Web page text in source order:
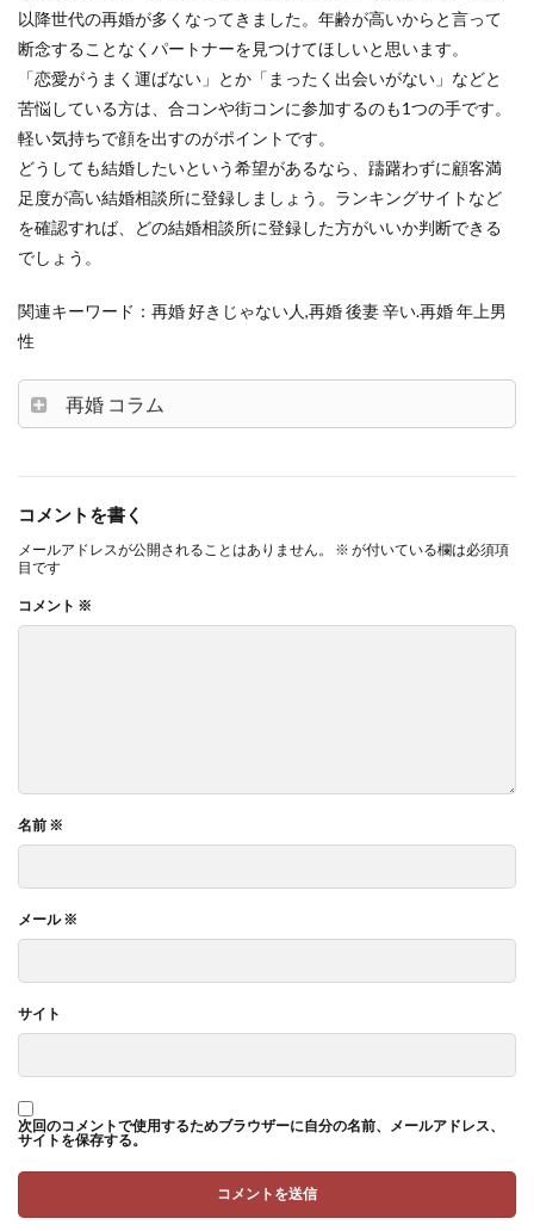
以降世代の再婚が多くなってきました。年齢が高いからと言って
断念することなくパートナーを見つけてほしいと思います。
「恋愛がうまく運ばない」とか「まったく出会いがない」などと
苦悩している方は、合コンや街コンに参加するのも1つの手です。
軽い気持ちで顔を出すのがポイントです。
どうしても結婚したいという希望があるなら、躊躇わずに顧客満
足度が高い結婚相談所に登録しましょう。ランキングサイトなど
を確認すれば、どの結婚相談所に登録した方がいいか判断できる
でしょう。
関連キーワード：再婚 好きじゃない人,再婚 後妻 辛い.再婚 年上男
性
再婚 コラム
コメントを書く
メールアドレスが公開されることはありません。 ※ が付いている欄は必須項
目です
コメント ※
名前 ※
メール※
サイト
次回のコメントで使用するためブラウザーに自分の名前、メールアドレス、
サイトを保存する。